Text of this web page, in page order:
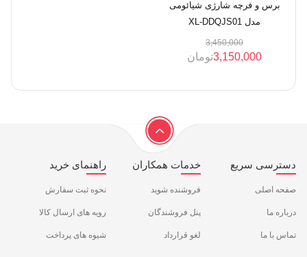
برس و فرچه شارژی شیائومی
مدل XL-DDQJS01
3,450,000
3,150,000تومان
دسترسی سریع
صفحه اصلی
درباره ما
تماس با ما
خدمات همکاران
فروشنده شوید
پنل فروشندگان
لغو قرارداد
راهنمای خرید
نحوه ثبت سفارش
رویه های ارسال کالا
شیوه های پرداخت